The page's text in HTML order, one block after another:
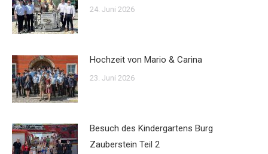
24. Juni 2026
Hochzeit von Mario & Carina
23. Juni 2026
Besuch des Kindergartens Burg
Zauberstein Teil 2